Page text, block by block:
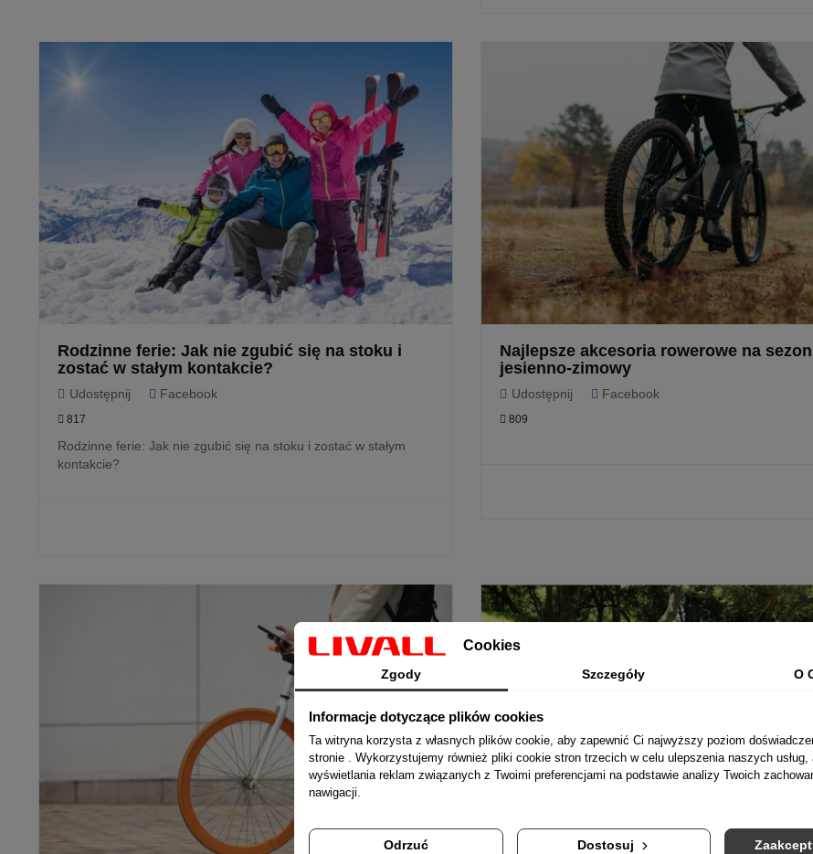
Rodzinne ferie: Jak nie zgubić się na stoku i
zostać w stałym kontakcie?
Udostępnij Facebook
817
Rodzinne ferie: Jak nie zgubić się na stoku i zostać w stałym
kontakcie?
Najlepsze akcesoria rowerowe na sezon
jesienno-zimowy
Udostępnij Facebook
809
Cookies
Zgody Szczegóły O
Informacje dotyczące plików cookies
Ta witryna korzysta z własnych plików cookie, aby zapewnić Ci najwyższy poziom
stronie . Wykorzystujemy również pliki cookie stron trzecich w celu ulepszenia naszych usług,
wyświetlania reklam związanych z Twoimi preferencjami na podstawie analizy Twoich
nawigacji.
Odrzuć Dostosuj